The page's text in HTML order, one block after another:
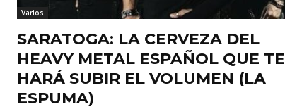
Varios
SARATOGA: LA CERVEZA DEL
HEAVY METAL ESPAÑOL QUE TE
HARÁ SUBIR EL VOLUMEN (LA
ESPUMA)